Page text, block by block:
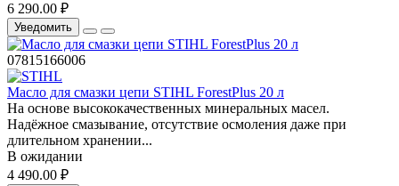
6 290.00 ₽
Уведомить
07815166006
Масло для смазки цепи STIHL ForestPlus 20 л
На основе высококачественных минеральных масел.
Надёжное смазывание, отсутствие осмоления даже при
длительном хранении...
В ожидании
4 490.00 ₽